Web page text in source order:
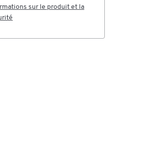
sur le produit et la